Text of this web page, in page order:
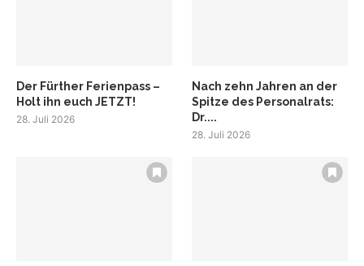
Der Fürther Ferienpass –
Holt ihn euch JETZT!
28. Juli 2026
Nach zehn Jahren an der
Spitze des Personalrats:
Dr....
28. Juli 2026